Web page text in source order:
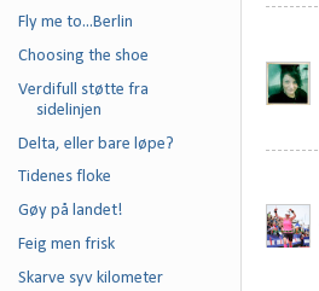
Fly me to...Berlin
Choosing the shoe
Verdifull støtte fra
sidelinjen
Delta, eller bare løpe?
Tidenes floke
Gøy på landet!
Feig men frisk
Skarve syv kilometer